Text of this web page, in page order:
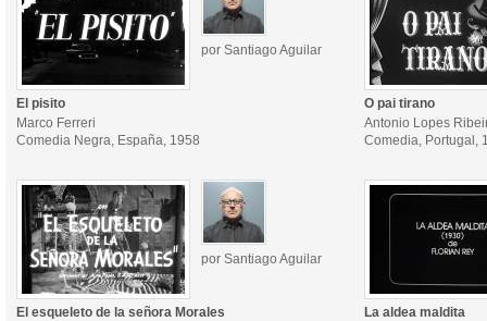
por Santiago Aguilar
El pisito
Marco Ferreri
Comedia Negra, España, 1958
O pai tirano
Antonio Lopes
Comedia, Portugal,
por Santiago Aguilar
El esqueleto de la señora Morales
La aldea maldita